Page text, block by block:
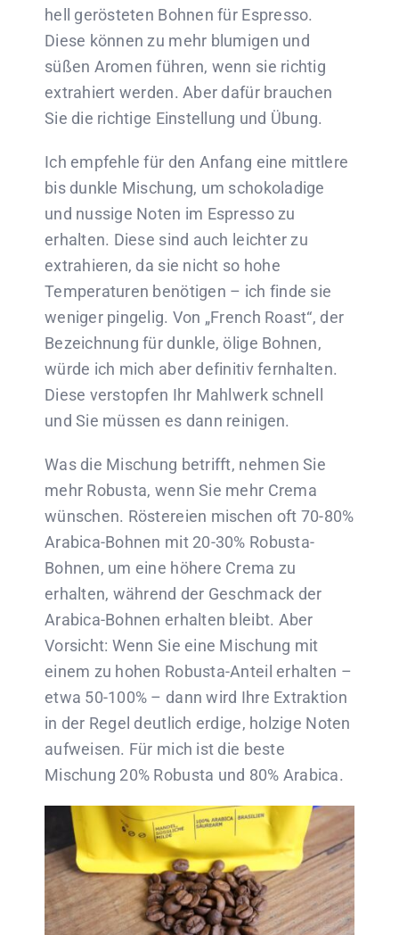
hell gerösteten Bohnen für Espresso.
Diese können zu mehr blumigen und
süßen Aromen führen, wenn sie richtig
extrahiert werden. Aber dafür brauchen
Sie die richtige Einstellung und Übung.
Ich empfehle für den Anfang eine mittlere
bis dunkle Mischung, um schokoladige
und nussige Noten im Espresso zu
erhalten. Diese sind auch leichter zu
extrahieren, da sie nicht so hohe
Temperaturen benötigen – ich finde sie
weniger pingelig. Von „French Roast“, der
Bezeichnung für dunkle, ölige Bohnen,
würde ich mich aber definitiv fernhalten.
Diese verstopfen Ihr Mahlwerk schnell
und Sie müssen es dann reinigen.
Was die Mischung betrifft, nehmen Sie
mehr Robusta, wenn Sie mehr Crema
wünschen. Röstereien mischen oft 70-80%
Arabica-Bohnen mit 20-30% Robusta-
Bohnen, um eine höhere Crema zu
erhalten, während der Geschmack der
Arabica-Bohnen erhalten bleibt. Aber
Vorsicht: Wenn Sie eine Mischung mit
einem zu hohen Robusta-Anteil erhalten –
etwa 50-100% – dann wird Ihre Extraktion
in der Regel deutlich erdige, holzige Noten
aufweisen. Für mich ist die beste
Mischung 20% Robusta und 80% Arabica.